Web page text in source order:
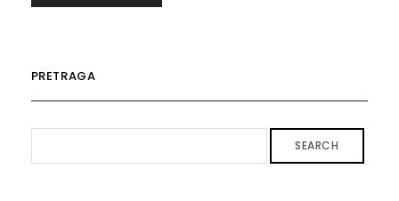
PRETRAGA
SEARCH